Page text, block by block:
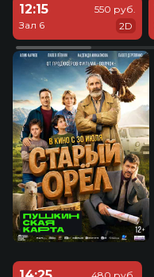
12:15
Зал 6
550 руб.
2D
480 руб.